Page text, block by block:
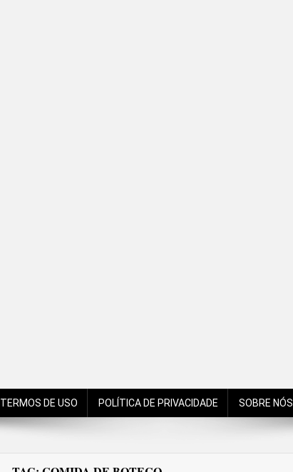
TERMOS DE USO POLÍTICA DE PRIVACIDADE SOBRE NÓS